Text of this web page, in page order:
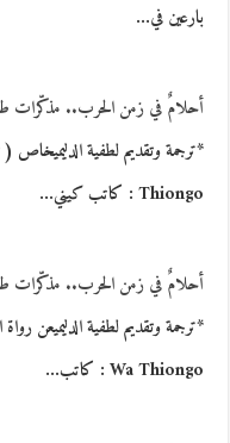
بارعين في…
أحلامٌ في زمن الحرب.. مذكّرات
Thiongo : كاتب كيني…
أحلامٌ في زمن الحرب.. مذكّرات
Wa Thiongo : كاتب…